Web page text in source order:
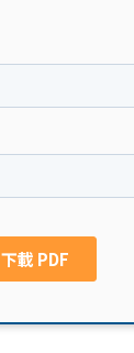
貸款
網上
私人
ge
校園
Gui